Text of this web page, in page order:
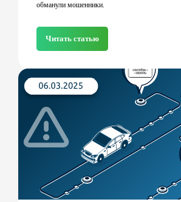
обманули мошенники.
Читать статью